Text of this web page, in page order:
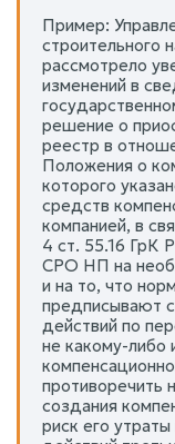
Пример:
строительного
рассмотрело
изменений в
решение о
реестр в
Положения о
которого
средств
компанией, в
4 ст. 55.16 ГрК
СРО НП на
и на то, что
предписывают
действий по
не какому-либо
противоречить
создания
риск его